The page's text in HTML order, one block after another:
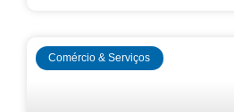
Comércio & Serviços